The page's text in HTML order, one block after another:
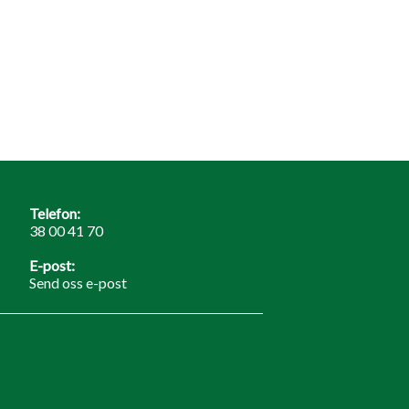
Telefon:
38 00 41 70
E-post:
Send oss e-post